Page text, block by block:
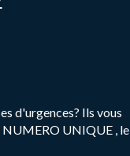
d'urgences? Ils vous
NUMERO UNIQUE , le